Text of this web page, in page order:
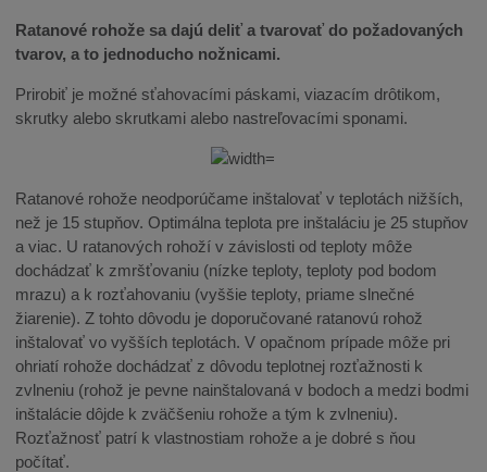
Ratanové rohože sa dajú deliť a tvarovať do požadovaných
tvarov, a to jednoducho nožnicami.
Prirobiť je možné sťahovacími páskami, viazacím drôtikom,
skrutky alebo skrutkami alebo nastreľovacími sponami.
Ratanové rohože neodporúčame inštalovať v teplotách nižších,
než je 15 stupňov. Optimálna teplota pre inštaláciu je 25 stupňov
a viac. U ratanových rohoží v závislosti od teploty môže
dochádzať k zmršťovaniu (nízke teploty, teploty pod bodom
mrazu) a k rozťahovaniu (vyššie teploty, priame slnečné
žiarenie). Z tohto dôvodu je doporučované ratanovú rohož
inštalovať vo vyšších teplotách. V opačnom prípade môže pri
ohriatí rohože dochádzať z dôvodu teplotnej rozťažnosti k
zvlneniu (rohož je pevne nainštalovaná v bodoch a medzi bodmi
inštalácie dôjde k zväčšeniu rohože a tým k zvlneniu).
Rozťažnosť patrí k vlastnostiam rohože a je dobré s ňou
počítať.